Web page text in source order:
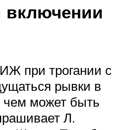
при трогании с
рывки в
чем может быть
Л.